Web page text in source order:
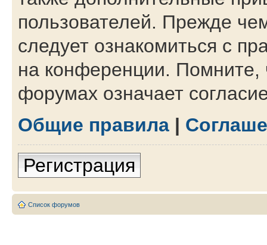
пользователей. Прежде
следует ознакомиться с
на конференции. Помните,
форумах означает
Общие правила |
Регистрация
Список форумов